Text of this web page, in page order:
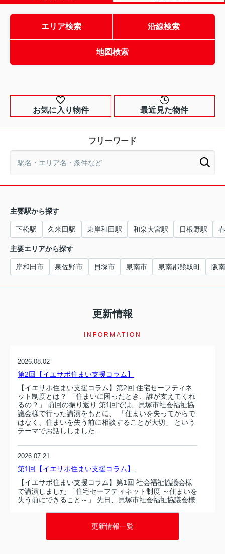
エリア検索 沿線検索
地図検索
お気に入り物件 最近見た物件
フリーワード
主要駅から探す
下松駅 久米田駅 東岸和田駅 和泉大宮駅 日根野駅
主要エリアから探す
岸和田市 泉佐野市 貝塚市 泉南市 泉南郡熊取町 阪
更新情報
INFORMATION
2026.08.02
第2回【イエサポ住まい支援コラム】
【イエサポ住まい支援コラム】第2回 住宅セーフティネ
ット制度とは？ 「住まいに困ったとき、誰が支えてくれ
るの？」 前回の振り返り 第1回では、貝塚市社会福祉協
議会様で行った講演をもとに、 「住まいを失ってからで
はなく、住まいを失う前に相談することが大切」 という
テーマでお話ししました...
2026.07.21
第1回【イエサポ住まい支援コラム】
【イエサポ住まい支援コラム】第1回 社会福祉協議会様
で講演しました 「住宅セーフティネット制度 ～住まいを
失う前にできること～」 先日、貝塚市社会福祉協議会様
を行いました。講演では、住まいを失...
更新情報一覧